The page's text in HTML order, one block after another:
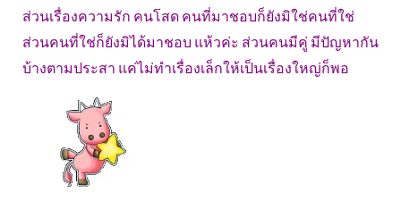
ส่วนเรื่องความรัก คนโสด คนที่มาชอบก็ยังมิใช่คนที่ใช่
ส่วนคนที่ใช่ก็ยังมิได้มาชอบ แห้วค่ะ ส่วนคนมีคู่ มีปัญหากัน
บ้างตามประสา แค่ไม่ทำเรื่องเล็กให้เป็นเรื่องใหญ่ก็พอ